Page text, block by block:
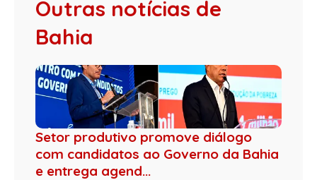
Outras notícias de
Bahia
Setor produtivo promove diálogo
com candidatos ao Governo da Bahia
e entrega agend...